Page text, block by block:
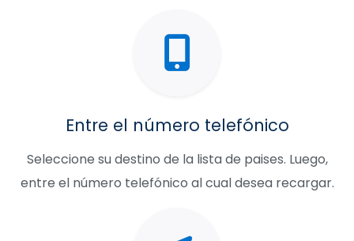
Entre el número telefónico
Seleccione su destino de la lista de paises. Luego,
entre el número telefónico al cual desea recargar.